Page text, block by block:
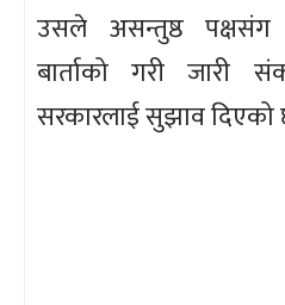
उसले असन्तुष्ठ पक्षसंग
बार्ताको गरी जारी
सरकारलाई सुझाव दिएको